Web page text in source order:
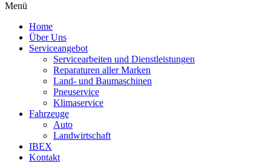
Menü
Home
Über Uns
Serviceangebot
Servicearbeiten und Dienstleistungen
Reparaturen aller Marken
Land- und Baumaschinen
Pneuservice
Klimaservice
Fahrzeuge
Auto
Landwirtschaft
IBEX
Kontakt